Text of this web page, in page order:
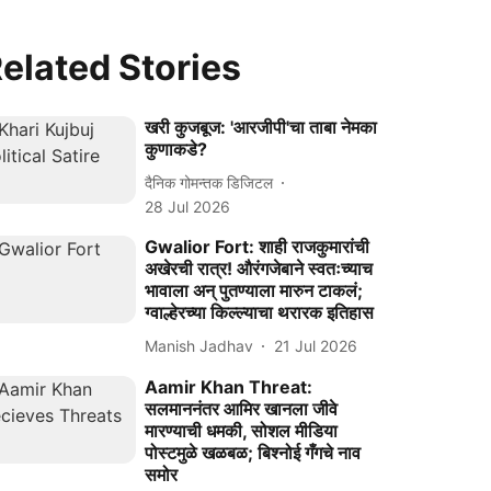
Stories
खरी कुजबूज: 'आरजीपी'चा ताबा नेमका
कुणाकडे?
दैनिक गोमन्तक डिजिटल
28 Jul 2026
Gwalior Fort: शाही राजकुमारांची
अखेरची रात्र! औरंगजेबाने स्वतःच्याच
भावाला अन् पुतण्याला मारुन टाकलं;
ग्वाल्हेरच्या किल्ल्याचा थरारक इतिहास
Manish Jadhav 21 Jul 2026
Aamir Khan Threat:
सलमाननंतर आमिर खानला जीवे
मारण्याची धमकी, सोशल मीडिया
पोस्टमुळे खळबळ; बिश्नोई गँगचे नाव
समोर